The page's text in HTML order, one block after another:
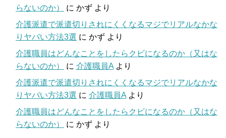
らないのか）
に かず より
介護派遣で派遣切りされにくくなるマジでリアルなかな
りヤバい方法3選 に かず より
介護職員はどんなことをしたらクビになるのか（又はな
らないのか）
に 介護職員A より
介護派遣で派遣切りされにくくなるマジでリアルなかな
りヤバい方法3選 に 介護職員A より
介護職員はどんなことをしたらクビになるのか（又はな
らないのか）
に かず より